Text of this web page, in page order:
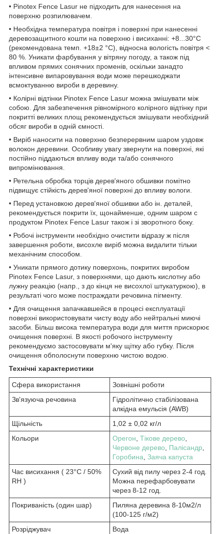
• Pinotex Fence Lasur не підходить для нанесення на
поверхню розпилювачем.
• Необхідна температура повітря і поверхні при нанесенні
деревозащитного кошти на поверхню і висиханні: +8...30°C
(рекомендована темп. +18±2 °C), відносна вологість повітря <
80 %. Уникати фарбування у вітряну погоду, а також під
впливом прямих сонячних променів, оскільки занадто
інтенсивне випаровування води може перешкоджати
всмоктуванню вироби в деревину.
• Колірні відтінки Pinotex Fence Lasur можна змішувати між
собою. Для забезпечення рівномірного колірного відтінку при
покритті великих площ рекомендується змішувати необхідний
обсяг вироби в одній ємності.
• Виріб наносити на поверхню безперервним шаром уздовж
волокон деревини. Особливу увагу звернути на поверхні, які
постійно піддаються впливу води та/або сонячного
випромінювання.
• Ретельна обробка торців дерев'яного обшивки помітно
підвищує стійкість дерев'яної поверхні до впливу вологи.
• Перед установкою дерев'яної обшивки або ін. деталей,
рекомендується покрити їх, щонайменше, одним шаром c
продуктом Pinotex Fence Lasur також і зі зворотного боку.
• Робочі інструменти необхідно очистити відразу ж після
завершення роботи, висохле виріб можна видалити тільки
механічним способом.
• Уникати прямого дотику поверхонь, покритих виробом
Pinotex Fence Lasur, з поверхнями, що дають кислотну або
лужну реакцію (напр., з до кінця не висохлої штукатуркою), в
результаті чого може постраждати речовина пігменту.
• Для очищення запачкавшейся в процесі експлуатації
поверхні використовувати чисту воду або нейтральні миючі
засоби. Більш висока температура води для миття прискорює
очищення поверхні. В якості робочого інструменту
рекомендуємо застосовувати м'яку щітку або губку. Після
очищення обполоснути поверхню чистою водою.
Технічні характеристики
Сфера використання
Зовнішні роботи
Зв'язуюча речовина
Гідролітично стабілізована
алкідна емульсія (AWB)
Щільність
1,02 ± 0,02 кг/л
Кольори
Орегон, Тікове дерево,
Червоне дерево, Палісандр,
Горобина, Заяча капуста
Час висихання ( 23°C / 50%
RH )
Сухий від пилу через 2-4 год.
Можна перефарбовувати
через 8-12 год.
Покриваність (один шар)
Пиляна деревина 8-10м2/л
(100-125 г/м2)
Розріджувач
Вода